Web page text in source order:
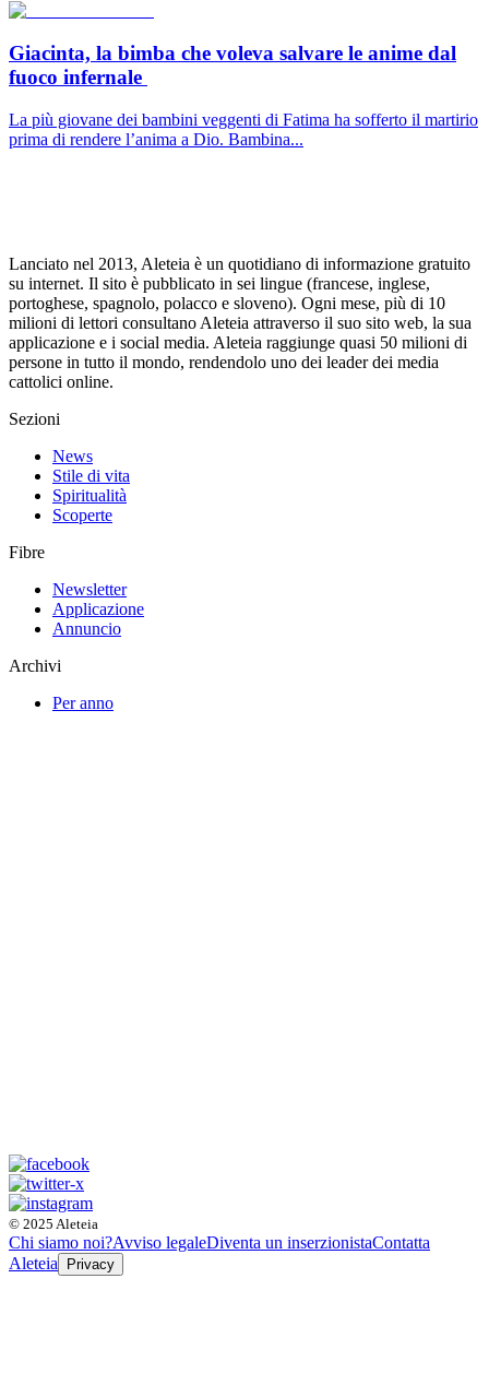
Giacinta, la bimba che voleva salvare le anime dal
fuoco infernale
La più giovane dei bambini veggenti di Fatima ha sofferto il martirio
prima di rendere l’anima a Dio. Bambina...
Lanciato nel 2013, Aleteia è un quotidiano di informazione gratuito
su internet. Il sito è pubblicato in sei lingue (francese, inglese,
portoghese, spagnolo, polacco e sloveno). Ogni mese, più di 10
milioni di lettori consultano Aleteia attraverso il suo sito web, la sua
applicazione e i social media. Aleteia raggiunge quasi 50 milioni di
persone in tutto il mondo, rendendolo uno dei leader dei media
cattolici online.
Sezioni
News
Stile di vita
Spiritualità
Scoperte
Fibre
Newsletter
Applicazione
Annuncio
Archivi
Per anno
© 2025 Aleteia
Chi siamo noi?Avviso legaleDiventa un inserzionistaContatta
Aleteia
Privacy